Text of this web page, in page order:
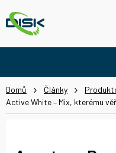
na
obsah
Domů Články
Active White – Mix, kterému